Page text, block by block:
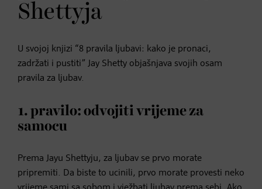
Shettyja
U svojoj knjizi “8 pravila ljubavi: kako je pronaci,
zadržati i pustiti” Jay Shetty objašnjava svojih osam
pravila za ljubav.
1. pravilo: odvojiti vrijeme za
samocu
Prema Jayu Shettyju, za ljubav se prvo morate
pripremiti. Da biste to ucinili, prvo morate provesti neko